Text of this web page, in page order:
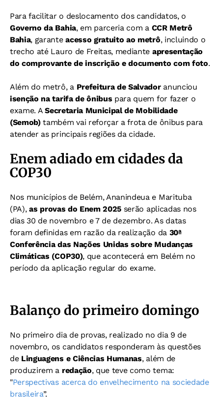
Para facilitar o deslocamento dos candidatos, o
Governo da Bahia, em parceria com a CCR Metrô
Bahia, garanteacesso gratuito ao metrô, incluindo o
trecho até Lauro de Freitas, mediante apresentação
do comprovante de inscrição e documento com foto.
Além do metrô, a Prefeitura de Salvadoranunciou
isenção na tarifa de ônibus para quem for fazer o
exame. ASecretaria Municipal de Mobilidade
(Semob)também vai reforçar a frota de ônibus para
atender as principais regiões da cidade.
Enem adiado em cidades da
COP30
Nos municípios de Belém, Ananindeua e Marituba
(PA),as provas do Enem 2025 serão aplicadas nos
dias 30 de novembro e 7 de dezembro. As datas
foram definidas em razão da realização da 30ª
Conferência das Nações Unidas sobre Mudanças
Climáticas (COP30), que acontecerá em Belém no
período da aplicação regular do exame.
Balanço do primeiro domingo
No primeiro dia de provas, realizado no dia 9 de
novembro, os candidatos responderam às questões
de Linguagens e Ciências Humanas, além de
produzirem a redação, que teve como tema:
"Perspectivas acerca do envelhecimento na sociedade
brasileira”.